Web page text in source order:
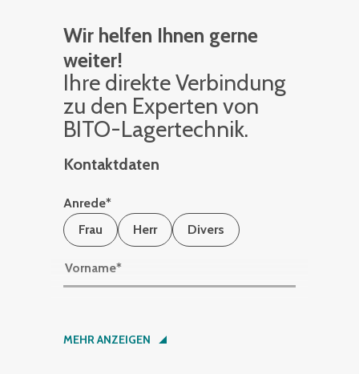
Wir helfen Ihnen gerne
weiter!
Ihre di­rek­te Ver­bin­dung
zu den Ex­per­ten von
BITO-La­ger­tech­nik.
Kontaktdaten
Anrede*
Frau
Herr Divers
Vorname*
Nachname*
MEHR ANZEIGEN